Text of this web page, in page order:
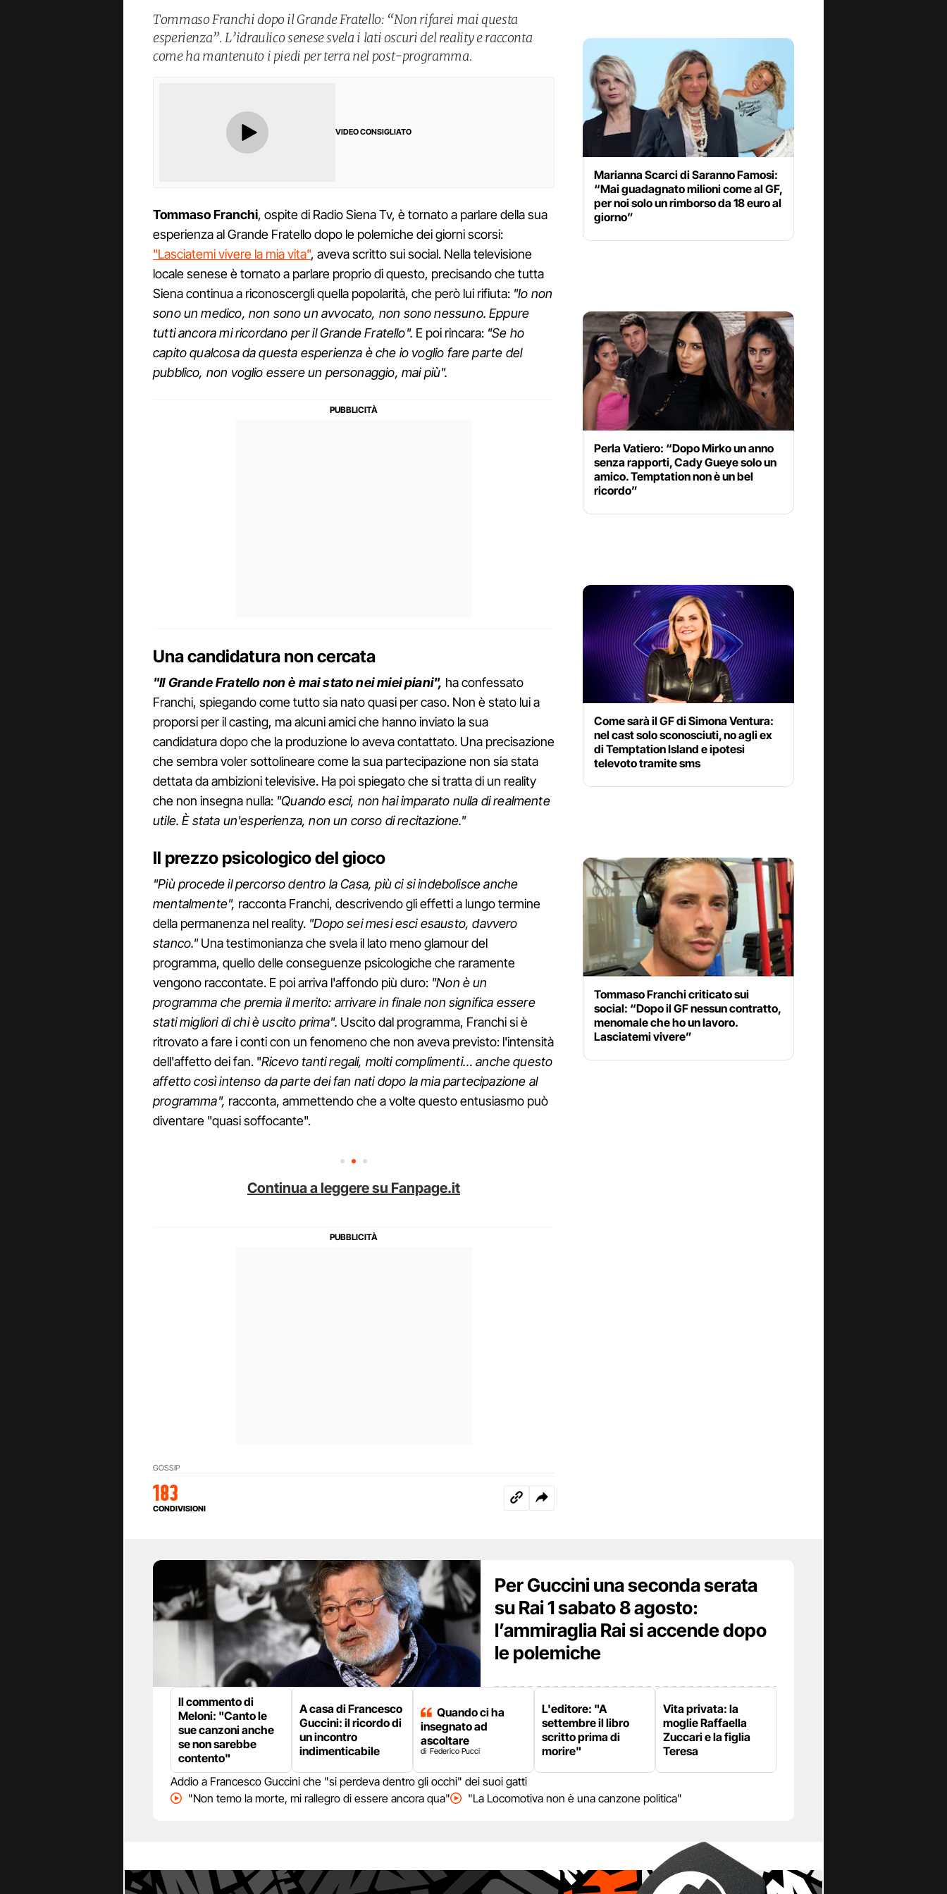
Tommaso Franchi dopo il Grande Fratello: “Non rifarei mai questa
esperienza”. L’idraulico senese svela i lati oscuri del reality e racconta
come ha mantenuto i piedi per terra nel post-programma.
VIDEO CONSIGLIATO
TommasoFranchi, ospite di Radio Siena Tv, è tornato a parlare della sua
esperienza al Grande Fratello dopo le polemiche dei giorni scorsi:
"Lasciatemi vivere la mia vita", aveva scritto sui social. Nella televisione
locale senese è tornato a parlare proprio di questo, precisando che tutta
Siena continua a riconoscergli quella popolarità, che però lui rifiuta: "Io non
sono un medico, non sono un avvocato, non sono nessuno. Eppure
tutti ancora mi ricordano per il Grande Fratello". E poi rincara: "Se ho
capito qualcosa da questa esperienza è che io voglio fare parte del
pubblico, non voglio essere un personaggio, mai più".
Una candidatura non cercata
"Il Grande Fratello non è mai stato nei miei piani", ha confessato
Franchi, spiegando come tutto sia nato quasi per caso. Non è stato lui a
proporsi per il casting, ma alcuni amici che hanno inviato la sua
candidatura dopo che la produzione lo aveva contattato. Una precisazione
che sembra voler sottolineare come la sua partecipazione non sia stata
dettata da ambizioni televisive. Ha poi spiegato che si tratta di un reality
che non insegna nulla: "Quando esci, non hai imparato nulla di realmente
utile. È stata un'esperienza, non un corso di recitazione."
Il prezzo psicologico del gioco
"Più procede il percorso dentro la Casa, più ci si indebolisce anche
mentalmente", racconta Franchi, descrivendo gli effetti a lungo termine
della permanenza nel reality. "Dopo sei mesi esci esausto, davvero
stanco."Una testimonianza che svela il lato meno glamour del
programma, quello delle conseguenze psicologiche che raramente
vengono raccontate. E poi arriva l'affondo più duro: "Non è un
programma che premia il merito: arrivare in finale non significa essere
stati migliori di chi è uscito prima". Uscito dal programma, Franchi si è
ritrovato a fare i conti con un fenomeno che non aveva previsto: l'intensità
dell'affetto dei fan. "Ricevo tanti regali, molti complimenti… anche questo
affetto così intenso da parte dei fan nati dopo la mia partecipazione al
programma", racconta, ammettendo che a volte questo entusiasmo può
diventare "quasi soffocante".
Continua a leggere su Fanpage.it
GOSSIP
183
CONDIVISIONI
Marianna Scarci di Saranno Famosi:
“Mai guadagnato milioni come al GF,
per noi solo un rimborso da 18 euro al
giorno”
Perla Vatiero: “Dopo Mirko un anno
senza rapporti, Cady Gueye solo un
amico. Temptation non è un bel
ricordo”
Come sarà il GF di Simona Ventura:
nel cast solo sconosciuti, no agli ex
di Temptation Island e ipotesi
televoto tramite sms
Tommaso Franchi criticato sui
social: “Dopo il GF nessun contratto,
menomale che ho un lavoro.
Lasciatemi vivere”
Per Guccini una seconda serata
su Rai 1 sabato 8 agosto:
l’ammiraglia Rai si accende dopo
le polemiche
Il commento di
Meloni: "Canto le
sue canzoni anche
se non sarebbe
contento"
A casa di Francesco
Guccini: il ricordo di
un incontro
indimenticabile
Quando ci ha
insegnato ad
ascoltare
Federico Pucci
L'editore: "A
settembre il libro
scritto prima di
morire"
Vita privata: la
moglie Raffaella
Zuccari e la figlia
Teresa
Addio a Francesco Guccini che "si perdeva dentro gli occhi" dei suoi gatti
"Non temo la morte, mi rallegro di essere ancora qua"
"La Locomotiva non è una canzone politica"